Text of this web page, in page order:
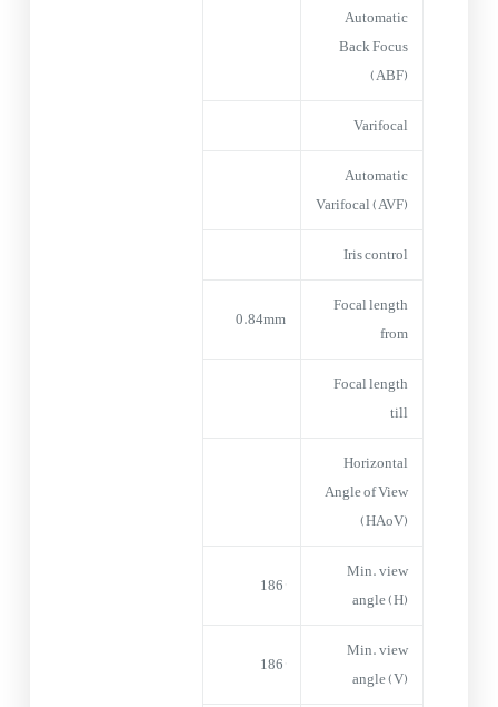
Automatic
Back Focus
(ABF)
Varifocal
Automatic
Varifocal (AVF)
Iris control
Focal length
from
0.84mm
Focal length
till
Horizontal
Angle of View
(HAoV)
Min. view
angle (H)
186°
Min. view
angle (V)
186°